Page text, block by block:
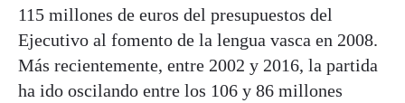
115 millones de euros del presupuestos del
Ejecutivo al fomento de la lengua vasca en 2008.
Más recientemente, entre 2002 y 2016, la partida
ha ido oscilando entre los 106 y 86 millones